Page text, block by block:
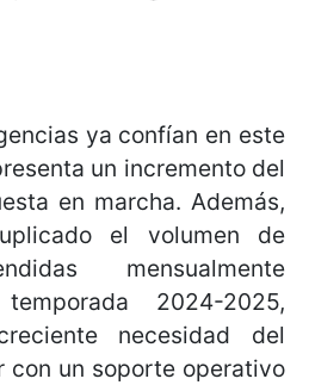
ya confían en este
un incremento del
en marcha. Además,
el volumen de
mensualmente
2024-2025,
necesidad del
con un soporte operativo